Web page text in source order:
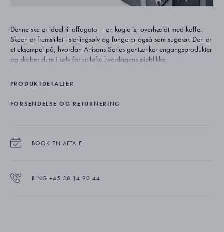
Denne ske er ideel til affogato – en kugle is, overhældt med kaffe.
Skeen er fremstillet i sterlingsølv og fungerer også som sugerør. Den er
et eksempel på, hvordan Artisans Series gentænker engangsprodukter
og skaber dem i sølv for at løfte hverdagens øjeblikke.
PRODUKTDETALJER
FORSENDELSE OG RETURNERING
BOOK EN AFTALE
RING +45 38 14 90 44